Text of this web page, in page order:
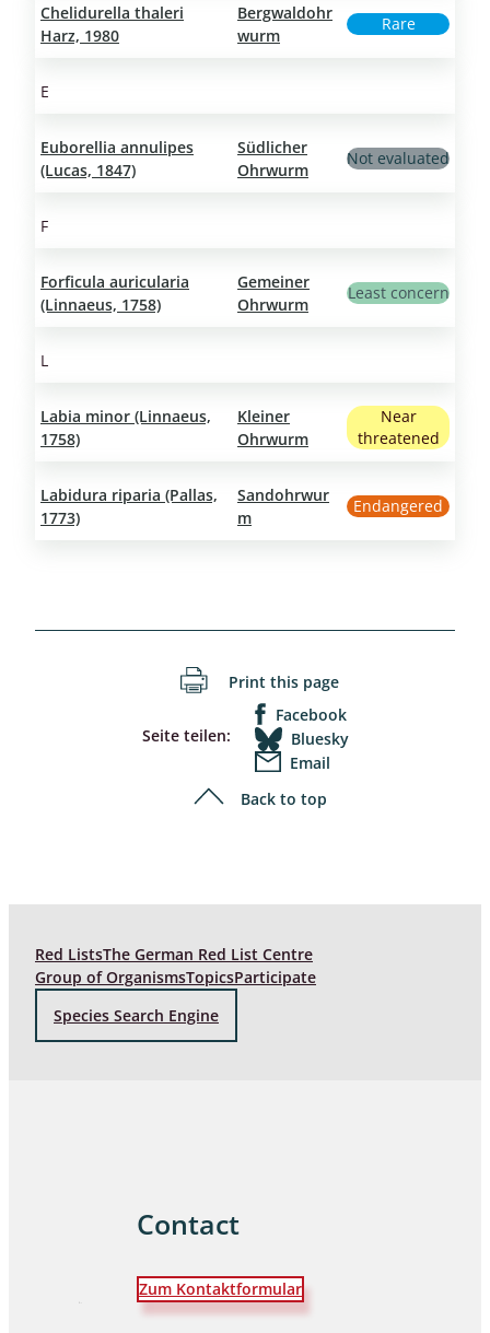
Chelidurella thaleri
Harz, 1980
Bergwaldohr
wurm
Rare
E
Euborellia annulipes
(Lucas, 1847)
Südlicher
Ohrwurm
Not evaluated
F
Forficula auricularia
(Linnaeus, 1758)
Gemeiner
Ohrwurm
Least concern
L
Labia minor (Linnaeus,
1758)
Kleiner
Ohrwurm
Near
threatened
Labidura riparia (Pallas,
1773)
Sandohrwur
m
Endangered
Print this page
Seite teilen:
Facebook
Bluesky
Email
Back to top
Red ListsThe German Red List Centre
Group of OrganismsTopicsParticipate
Species Search Engine
Contact
Zum Kontaktformular